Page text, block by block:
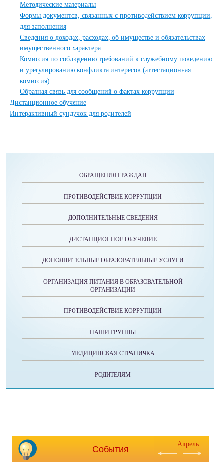
Методические материалы
Формы документов, связанных с противодействием коррупции,
для заполнения
Сведения о доходах, расходах, об имуществе и обязательствах
имущественного характера
Комиссия по соблюдению требований к служебному поведению
и урегулированию конфликта интересов (аттестационная
комиссия)
Обратная связь для сообщений о фактах коррупции
Дистанционное обучение
Интерактивный сундучок для родителей
ОБРАЩЕНИЯ ГРАЖДАН
ПРОТИВОДЕЙСТВИЕ КОРРУПЦИИ
ДОПОЛНИТЕЛЬНЫЕ СВЕДЕНИЯ
ДИСТАНЦИОННОЕ ОБУЧЕНИЕ
ДОПОЛНИТЕЛЬНЫЕ ОБРАЗОВАТЕЛЬНЫЕ УСЛУГИ
ОРГАНИЗАЦИЯ ПИТАНИЯ В ОБРАЗОВАТЕЛЬНОЙ
ОРГАНИЗАЦИИ
ПРОТИВОДЕЙСТВИЕ КОРРУПЦИИ
НАШИ ГРУППЫ
МЕДИЦИНСКАЯ СТРАНИЧКА
РОДИТЕЛЯМ
События
Апрель